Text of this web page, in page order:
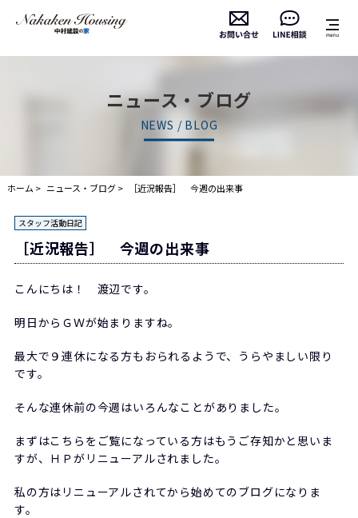
ニュース・ブログ
NEWS / BLOG
ホーム ニュース・ブログ ［近況報告］ 今週の出来事
スタッフ活動日記
［近況報告］ 今週の出来事
こんにちは！ 渡辺です。
明日からＧＷが始まりますね。
最大で９連休になる方もおられるようで、うらやましい限り
です。
そんな連休前の今週はいろんなことがありました。
まずはこちらをご覧になっている方はもうご存知かと思いま
すが、ＨＰがリニューアルされました。
私の方はリニューアルされてから始めてのブログになりま
す。